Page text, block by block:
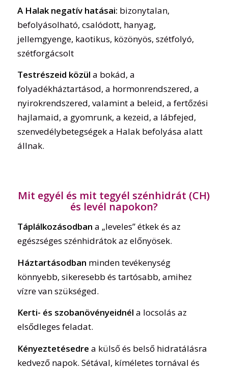
A Halak negatív hatásai: bizonytalan,
befolyásolható, csalódott, hanyag,
jellemgyenge, kaotikus, közönyös, szétfolyó,
szétforgácsolt
Testrészeid közül a bokád, a
folyadékháztartásod, a hormonrendszered, a
nyirokrendszered, valamint a beleid, a fertőzési
hajlamaid, a gyomrunk, a kezeid, a lábfejed,
szenvedélybetegségek a Halak befolyása alatt
állnak.
Mit egyél és mit tegyél szénhidrát (CH)
és levél napokon?
Táplálkozásodban a „leveles” étkek és az
egészséges szénhidrátok az előnyösek.
Háztartásodban minden tevékenység
könnyebb, sikeresebb és tartósabb, amihez
vízre van szükséged.
Kerti- és szobanövényeidnél a locsolás az
elsődleges feladat.
Kényeztetésedre a külső és belső hidratálásra
kedvező napok. Sétával, kíméletes tornával és